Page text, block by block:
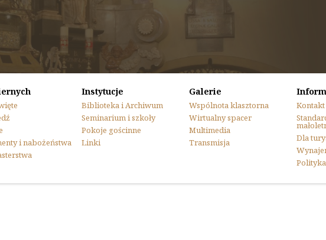
i nabożeństwa
Instytucje
Biblioteka i Archiwum
Seminarium i szkoły
Pokoje gościnne
Linki
Galerie
Wspólnota klasztorna
Wirtualny spacer
Multimedia
Transmisja
Kontakt
Dla